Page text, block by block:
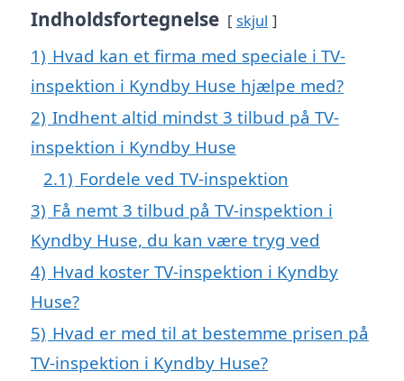
Indholdsfortegnelse skjul
1) Hvad kan et firma med speciale i TV-
inspektion i Kyndby Huse hjælpe med?
2) Indhent altid mindst 3 tilbud på TV-
inspektion i Kyndby Huse
2.1) Fordele ved TV-inspektion
3) Få nemt 3 tilbud på TV-inspektion i
Kyndby Huse, du kan være tryg ved
4) Hvad koster TV-inspektion i Kyndby
Huse?
5) Hvad er med til at bestemme prisen på
TV-inspektion i Kyndby Huse?